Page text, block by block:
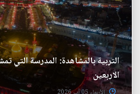
التربية بالمشاهدة: المدرسة التي
الاربعين